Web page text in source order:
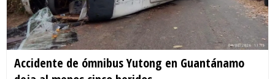
Accidente de ómnibus Yutong en Guantánamo